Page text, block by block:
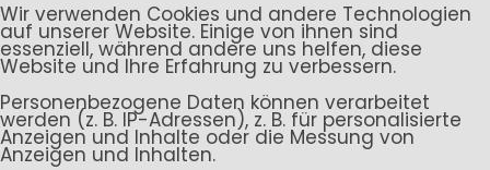
Wir verwenden Cookies und andere Technologien
auf unserer Website. Einige von ihnen sind
essenziell, während andere uns helfen, diese
Website und Ihre Erfahrung zu verbessern.
Personenbezogene Daten können verarbeitet
werden (z. B. IP-Adressen), z. B. für personalisierte
Anzeigen und Inhalte oder die Messung von
Anzeigen und Inhalten.